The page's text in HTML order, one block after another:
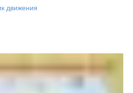
движения